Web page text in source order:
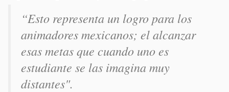
“Esto representa un logro para los
animadores mexicanos; el alcanzar
esas metas que cuando uno es
estudiante se las imagina muy
distantes".